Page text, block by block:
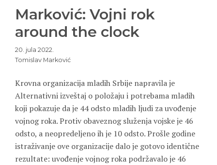
Marković: Vojni rok
around the clock
20. jula 2022.
Tomislav Marković
Krovna organizacija mladih Srbije napravila je
Alternativni izveštaj o položaju i potrebama mladih
koji pokazuje da je 44 odsto mladih ljudi za uvođenje
vojnog roka. Protiv obaveznog služenja vojske je 46
odsto, a neopredeljeno ih je 10 odsto. Prošle godine
istraživanje ove organizacije dalo je gotovo identične
rezultate: uvođenje vojnog roka podržavalo je 46